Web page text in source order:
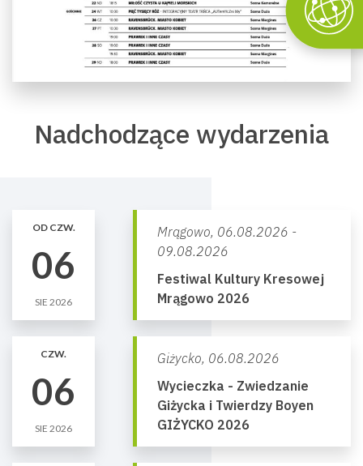
Nadchodzące wydarzenia
OD CZW.
06
SIE 2026
Mrągowo, 06.08.2026 -
09.08.2026
Festiwal Kultury Kresowej
Mrągowo 2026
CZW.
06
SIE 2026
Giżycko, 06.08.2026
Wycieczka - Zwiedzanie
Giżycka i Twierdzy Boyen
GIŻYCKO 2026